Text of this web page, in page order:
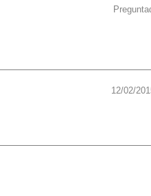
12/02/